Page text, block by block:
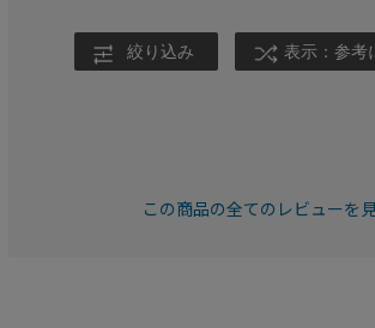
絞り込み 表示：参考
この商品の全てのレビューを